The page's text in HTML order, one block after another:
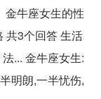
金牛座女生的性
共3个回答 生活
... 金牛座女生:
明朗,一半忧伤,